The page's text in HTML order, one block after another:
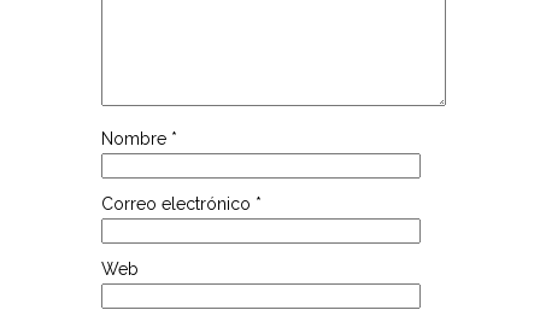
Nombre *
Correo electrónico *
Web